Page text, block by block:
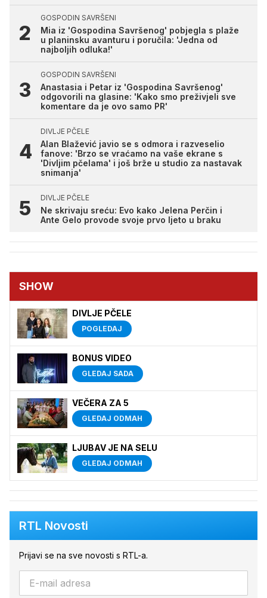
GOSPODIN SAVRŠENI
Mia iz 'Gospodina Savršenog' pobjegla s plaže
u planinsku avanturu i poručila: 'Jedna od
najboljih odluka!'
GOSPODIN SAVRŠENI
Anastasia i Petar iz 'Gospodina Savršenog'
odgovorili na glasine: 'Kako smo preživjeli sve
komentare da je ovo samo PR'
DIVLJE PČELE
Alan Blažević javio se s odmora i razveselio
fanove: 'Brzo se vraćamo na vaše ekrane s
'Divljim pčelama' i još brže u studio za nastavak
snimanja'
DIVLJE PČELE
Ne skrivaju sreću: Evo kako Jelena Perčin i
Ante Gelo provode svoje prvo ljeto u braku
SHOW
DIVLJE PČELE
POGLEDAJ
BONUS VIDEO
GLEDAJ SADA
VEČERA ZA 5
GLEDAJ ODMAH
LJUBAV JE NA SELU
GLEDAJ ODMAH
RTL Novosti
Prijavi se na sve novosti s RTL-a.